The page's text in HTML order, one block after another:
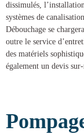
dissimulés,
systèmes de
Débouchage se
outre le service
des matériels
également un devis